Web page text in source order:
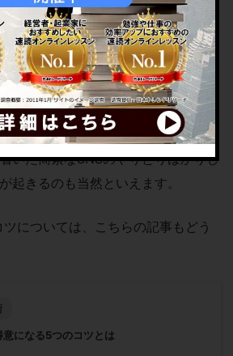
のようなSNSは、想像力を鍛える
。しかも表情や声のトーンがわから
やすいのが難点です。（顔文字はあ
に想像力が不足しているところ、余
いた簡素なSNSのやりとりばかりし
起きるのも当然といえます。
については、こちらの記事もどう
意になる5つのコツとは